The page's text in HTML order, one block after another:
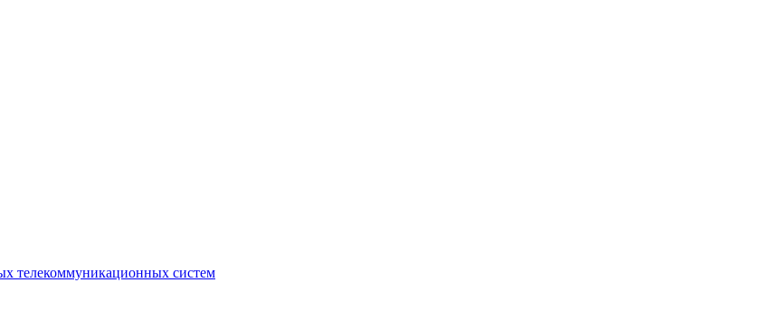
телекоммуникационных систем